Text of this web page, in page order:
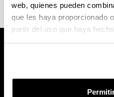
web, quienes pueden
que les haya proporcionado
partir del uso que haya